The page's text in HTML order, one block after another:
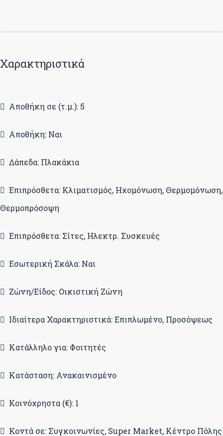
Χαρακτηριστικά
Αποθήκη σε (τ.μ.): 5
Αποθήκη: Ναι
Δάπεδα: Πλακάκια
Επιπρόσθετα: Κλιματισμός, Ηχομόνωση, Θερμομόνωση,
Θερμοπρόσοψη
Επιπρόσθετα: Σίτες, Ηλεκτρ. Συσκευές
Εσωτερική Σκάλα: Ναι
Ζώνη/Είδος: Οικιστική Ζώνη
Ιδιαίτερα Χαρακτηριστικά: Επιπλωμένο, Προσόψεως
Κατάλληλο για: Φοιτητές
Κατάσταση: Ανακαινισμένο
Κοινόχρηστα (€): 1
Κοντά σε: Συγκοινωνίες, Super Market, Κέντρο Πόλης